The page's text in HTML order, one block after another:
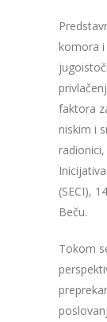
komora i
faktora
niskim i
(SECI),
Beču.
Tokom